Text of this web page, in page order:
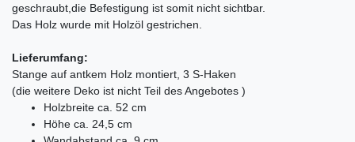
geschraubt,die Befestigung ist somit nicht sichtbar.
Das Holz wurde mit Holzöl gestrichen.
Lieferumfang:
Stange auf antkem Holz montiert, 3 S-Haken
(die weitere Deko ist nicht Teil des Angebotes )
Holzbreite ca. 52 cm
Höhe ca. 24,5 cm